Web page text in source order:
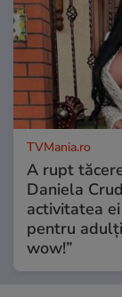
TVMania.ro
A rupt
Daniela
activitatea
pentru
wow!”